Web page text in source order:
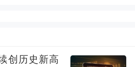
月以来俄美领导人首次
创历史新高